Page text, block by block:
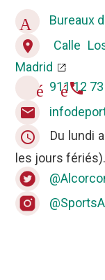
Bureaux
location_on
Calle
Madrid
téléphone
911 12
email
query_builder
Du lundi
les jours